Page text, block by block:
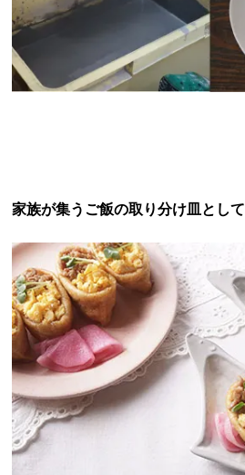
家族が集うご飯の取り分け皿として